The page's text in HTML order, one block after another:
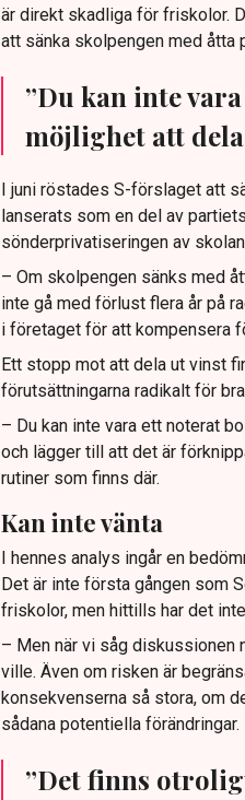
är direkt skadliga för friskolor.
att sänka skolpengen med
”Du kan inte
möjlighet att
I juni röstades S-förslaget att
lanserats som en del av
sönderprivatiseringen av
– Om skolpengen sänks med
inte gå med förlust flera år på
i företaget för att kompensera
Ett stopp mot att dela ut vinst
förutsättningarna radikalt för
– Du kan inte vara ett noterat
och lägger till att det är
rutiner som finns där.
Kan inte vänta
I hennes analys ingår en
Det är inte första gången som
friskolor, men hittills har det
– Men när vi såg diskussionen
ville. Även om risken är
konsekvenserna så stora, om
sådana potentiella förändringar.
”Det finns